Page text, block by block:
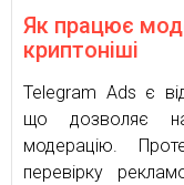
Як працює
криптоніші
Telegram Ads є
що дозволяє
модерацію.
перевірку